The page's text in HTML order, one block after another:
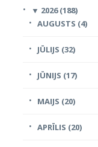
▼ 2026 (188)
AUGUSTS (4)
JŪLIJS (32)
JŪNIJS (17)
MAIJS (20)
APRĪLIS (20)